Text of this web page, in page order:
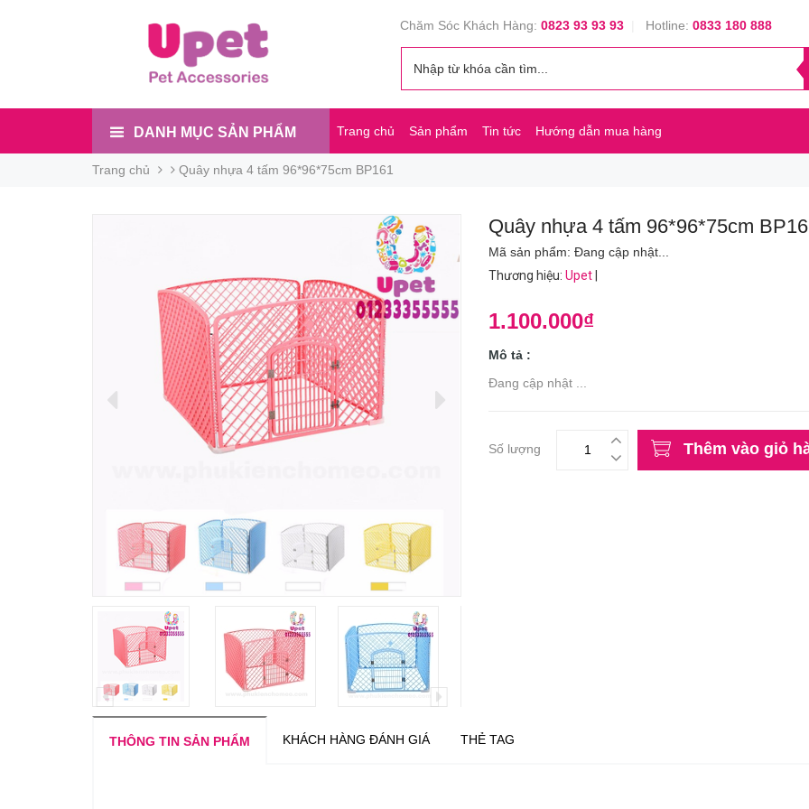
Chăm Sóc Khách Hàng: 0823 93 93 93| Hotline: 0833 180 888
DANH MỤC SẢN PHẨM Trang chủ Sản phẩm Tin tức Hướng dẫn mua hàng
Trang chủ Quây nhựa 4 tấm 96*96*75cm BP161
Quây nhựa 4 tấm 96*96*75cm
Mã sản phẩm: Đang cập nhật...
Thương hiệu: Upet
1.100.000₫
Mô tả :
Đang cập nhật ...
Số lượng Thêm vào giỏ
THÔNG TIN SẢN PHẨM KHÁCH HÀNG ĐÁNH GIÁ THẺ TAG